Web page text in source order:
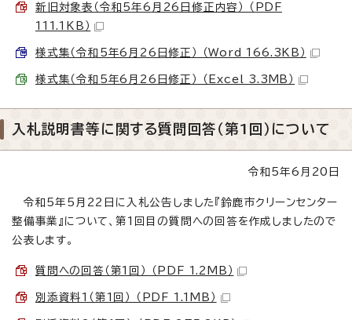
新旧対象表（令和5年6月26日修正内容） （PDF
111.1KB）
様式集（令和5年6月26日修正） （Word 166.3KB）
様式集（令和5年6月26日修正） （Excel 3.3MB）
入札説明書等に関する質問回答（第1回）について
令和5年6月20日
令和5年5月22日に入札公告しました『鈴鹿市クリーンセンター
整備事業』について、第1回目の質問への回答を作成しましたので
公表します。
質問への回答（第1回） （PDF 1.2MB）
別添資料1（第1回） （PDF 1.1MB）